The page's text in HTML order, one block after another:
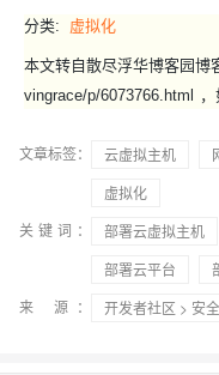
分类: 虚拟化
本文转自散尽浮华博客园博
vingrace/p/6073766.html
文章标签： 云虚拟主机
虚拟化
关键词：
部署云虚拟主机
部署云平台
来 源：
开发者社区 > 安全